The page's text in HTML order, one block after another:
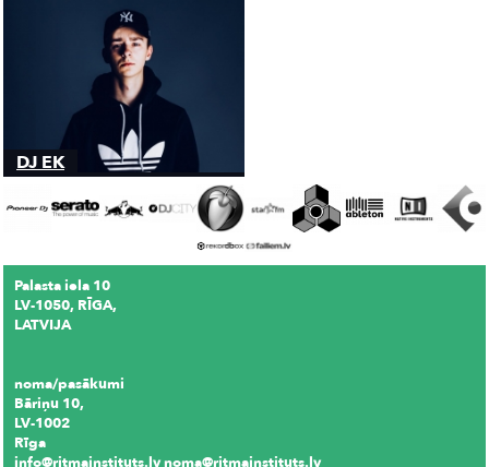
DJ EK
Palasta iela 10
LV-1050, RĪGA,
LATVIJA
noma/pasākumi
Bāriņu 10,
LV-1002
Rīga
info@ritmainstituts.lv noma@ritmainstituts.lv